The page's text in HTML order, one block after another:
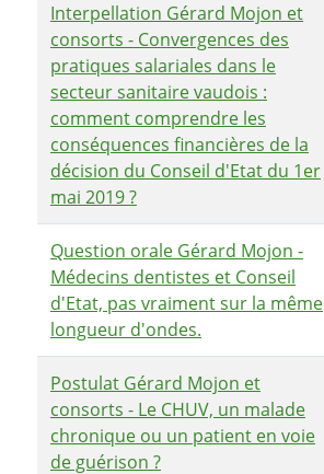
Interpellation Gérard Mojon et
consorts - Convergences des
pratiques salariales dans le
secteur sanitaire vaudois :
comment comprendre les
conséquences financières de la
décision du Conseil d'Etat du 1er
mai 2019 ?
Question orale Gérard Mojon -
Médecins dentistes et Conseil
d'Etat, pas vraiment sur la même
longueur d'ondes.
Postulat Gérard Mojon et
consorts - Le CHUV, un malade
chronique ou un patient en voie
de guérison ?